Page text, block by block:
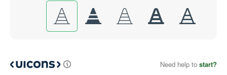
Need help to start?